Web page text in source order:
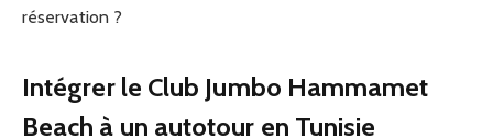
réservation ?
Intégrer le Club Jumbo Hammamet
Beach à un autotour en Tunisie